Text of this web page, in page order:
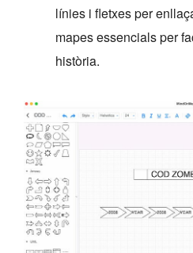
línies i fletxes per
mapes essencials per
història.